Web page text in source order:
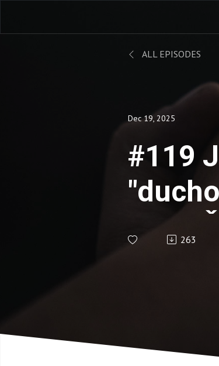
ALL EPISODES
Dec 19, 2025
#119
/ Jan263